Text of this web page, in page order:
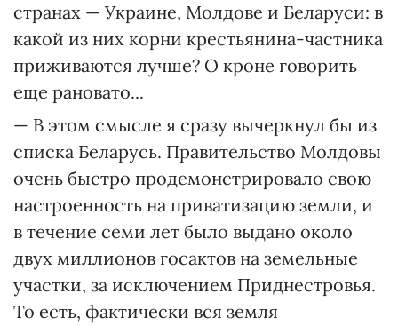
странах — Украине, Молдове и Беларуси: в
какой из них корни крестьянина-частника
приживаются лучше? О кроне говорить
еще рановато...
— В этом смысле я сразу вычеркнул бы из
списка Беларусь. Правительство Молдовы
очень быстро продемонстрировало свою
настроенность на приватизацию земли, и
в течение семи лет было выдано около
двух миллионов госактов на земельные
участки, за исключением Приднестровья.
То есть, фактически вся земля